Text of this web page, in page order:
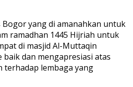
Bogor yang di amanahkan untuk
ramadhan 1445 Hijriah untuk
di masjid Al-Muttaqin
baik dan mengapresiasi atas
terhadap lembaga yang